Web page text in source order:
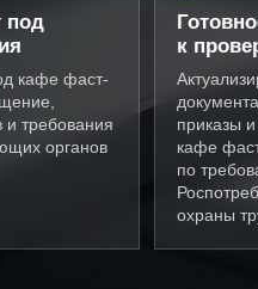
под
кафе фаст-
и требования
органов
к
приказы
кафе
по
охраны